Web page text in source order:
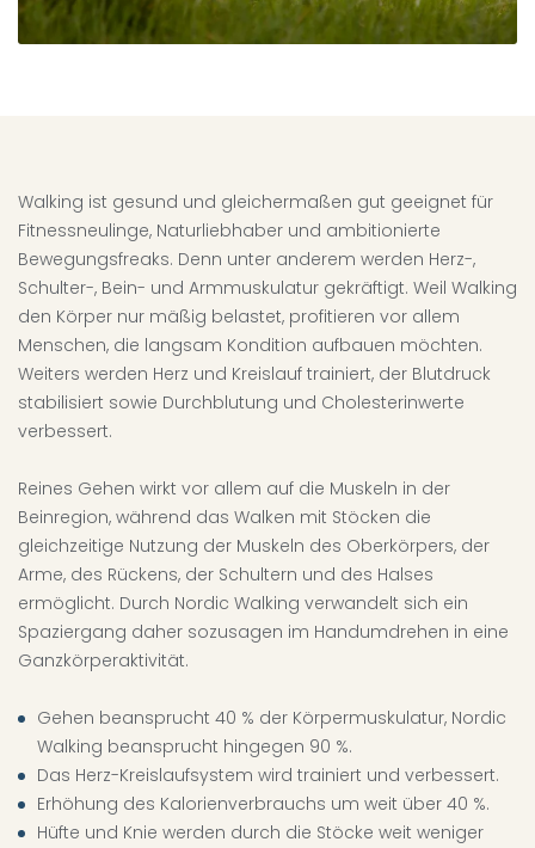
Walking ist gesund und gleichermaßen gut geeignet für
Fitnessneulinge, Naturliebhaber und ambitionierte
Bewegungsfreaks. Denn unter anderem werden Herz-,
Schulter-, Bein- und Armmuskulatur gekräftigt. Weil Walking
den Körper nur mäßig belastet, profitieren vor allem
Menschen, die langsam Kondition aufbauen möchten.
Weiters werden Herz und Kreislauf trainiert, der Blutdruck
stabilisiert sowie Durchblutung und Cholesterinwerte
verbessert.
Reines Gehen wirkt vor allem auf die Muskeln in der
Beinregion, während das Walken mit Stöcken die
gleichzeitige Nutzung der Muskeln des Oberkörpers, der
Arme, des Rückens, der Schultern und des Halses
ermöglicht. Durch Nordic Walking verwandelt sich ein
Spaziergang daher sozusagen im Handumdrehen in eine
Ganzkörperaktivität.
Gehen beansprucht 40 % der Körpermuskulatur, Nordic
Walking beansprucht hingegen 90 %.
Das Herz-Kreislaufsystem wird trainiert und verbessert.
Erhöhung des Kalorienverbrauchs um weit über 40 %.
Hüfte und Knie werden durch die Stöcke weit weniger